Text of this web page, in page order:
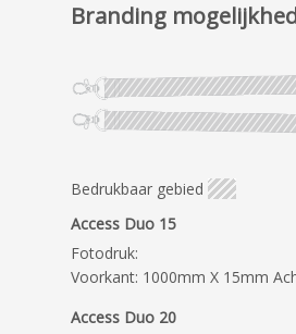
Branding
Bedrukbaar gebied
Access Duo 15
Fotodruk:
Voorkant: 1000mm X 15mm
Access Duo 20